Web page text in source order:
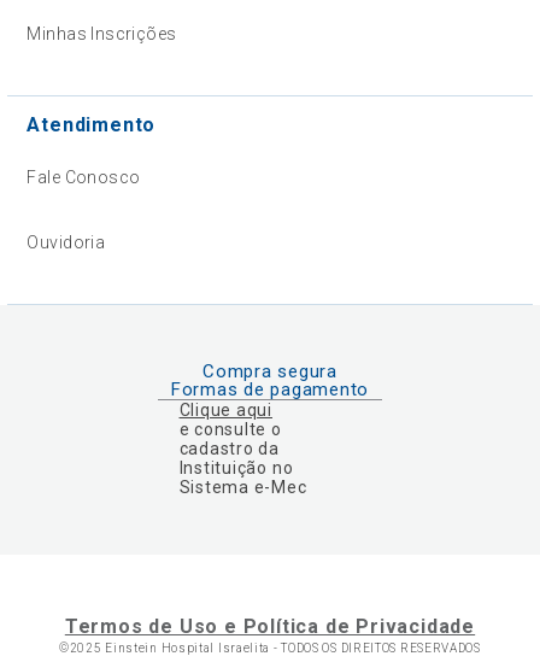
Minhas Inscrições
Atendimento
Fale Conosco
Ouvidoria
Compra segura
Formas de pagamento
Clique aqui
e consulte o
cadastro da
Instituição no
Sistema e-Mec
Termos de Uso e Política de Privacidade
©2025 Einstein Hospital Israelita -TODOS OS DIREITOS RESERVADOS